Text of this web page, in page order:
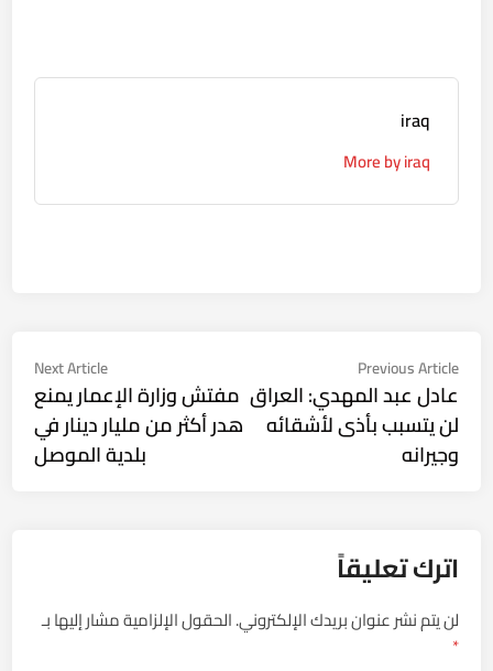
iraq
More by iraq
تصفّح
المقالات
Previous Article
article:
عادل عبد المهدي: العراق
لن يتسبب بأذى لأشقائه
وجيرانه
Next Article
Next
مفتش وزارة الإعمار يمنع
هدر أكثر من مليار دينار في
بلدية الموصل
اترك تعليقاً
لن يتم نشر عنوان بريدك الإلكتروني.الحقول الإلزامية مشار إليها بـ
*